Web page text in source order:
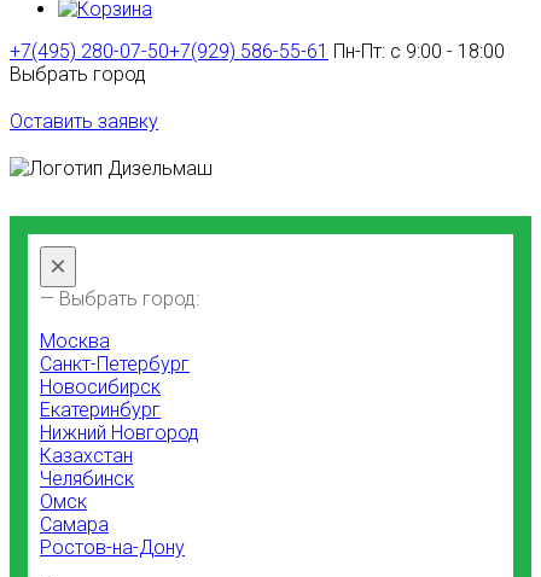
+7(495) 280-07-50+7(929) 586-55-61 Пн-Пт: с 9:00 - 18:00
Выбрать город
Оставить заявку
×
— Выбрать город:
Москва
Санкт-Петербург
Новосибирск
Екатеринбург
Нижний Новгород
Казахстан
Челябинск
Омск
Самара
Ростов-на-Дону